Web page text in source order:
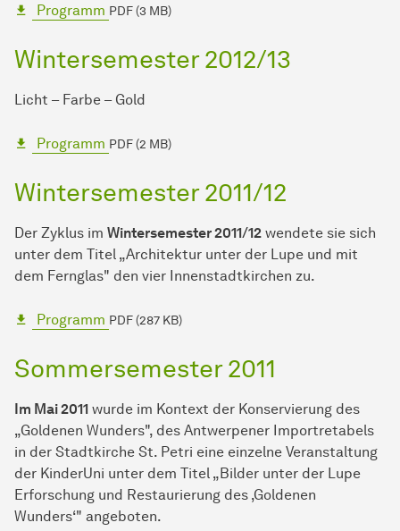
Programm PDF (3 MB)
Wintersemester 2012/13
Licht – Farbe – Gold
Programm PDF (2 MB)
Wintersemester 2011/12
Der Zyklus im Wintersemester 2011/12 wendete sie sich
unter dem Titel „Architektur unter der Lupe und mit
dem Fernglas" den vier Innenstadtkirchen zu.
Programm PDF (287 KB)
Sommersemester 2011
Im Mai 2011 wurde im Kontext der Konservierung des
„Goldenen Wunders", des Antwerpener Importretabels
in der Stadtkirche St. Petri eine einzelne Veranstaltung
der KinderUni unter dem Titel „Bilder unter der Lupe
Erforschung und Restaurierung des ‚Goldenen
Wunders‘" angeboten.